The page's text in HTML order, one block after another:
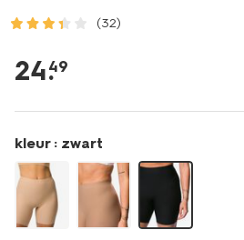
(32)
shorts/medium-
corrigerende-
hoge-
taille-
21500362.html
24.
49
kleur : zwart